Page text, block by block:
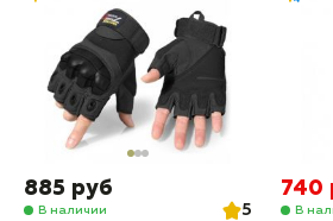
885 руб
В наличии
5
740
В